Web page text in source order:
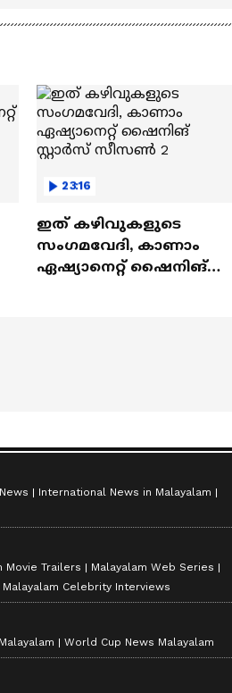
23:16
ഇത് കഴിവുകളുടെ
സംഗമവേദി, കാണാം
ഏഷ്യാനെറ്റ് ഷൈനിങ്
International News in Malayalam
Movie Trailers
Malayalam Web Series
Malayalam Celebrity Interviews
World Cup News Malayalam